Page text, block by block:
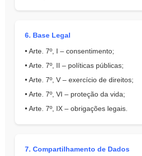
6. Base Legal
• Arte. 7º, I – consentimento;
• Arte. 7º, II – políticas públicas;
• Arte. 7º, V – exercício de direitos;
• Arte. 7º, VI – proteção da vida;
• Arte. 7º, IX – obrigações legais.
7. Compartilhamento de Dados